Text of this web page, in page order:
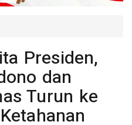
Presiden,
dan
Turun ke